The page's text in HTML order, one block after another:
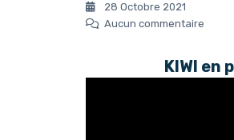
28 Octobre 2021
Aucun commentaire
KIWI en